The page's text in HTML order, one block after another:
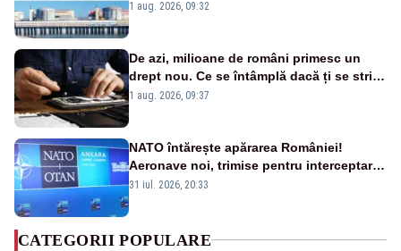
în pericol Centrala Cernavodă era
1 aug. 2026, 09:32
De azi, milioane de români primesc un
drept nou. Ce se întâmplă dacă ți se strică
un produs
1 aug. 2026, 09:37
NATO întărește apărarea României!
Aeronave noi, trimise pentru interceptarea
și distrugerea dronelor
31 iul. 2026, 20:33
CATEGORII POPULARE